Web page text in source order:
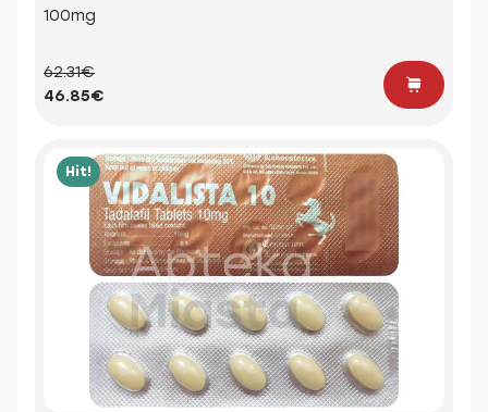
100mg
62.31€
46.85€
Hit!